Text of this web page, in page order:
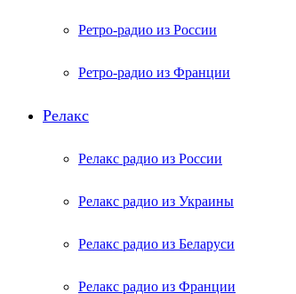
Ретро-радио из России
Ретро-радио из Франции
Релакс
Релакс радио из России
Релакс радио из Украины
Релакс радио из Беларуси
Релакс радио из Франции